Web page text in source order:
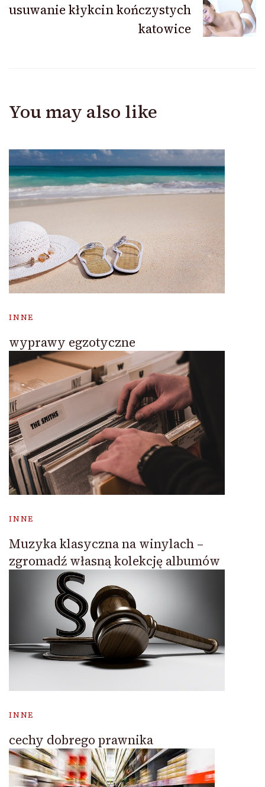
usuwanie kłykcin kończystych
katowice
You may also like
INNE
wyprawy egzotyczne
INNE
Muzyka klasyczna na winylach –
zgromadź własną kolekcję albumów
INNE
cechy dobrego prawnika